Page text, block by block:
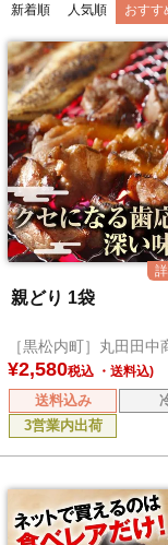
新着順 人気順 おすす
親どり 1袋
［黒松内町］丸田田中
¥2,580税込
送料込み
3営業内出荷